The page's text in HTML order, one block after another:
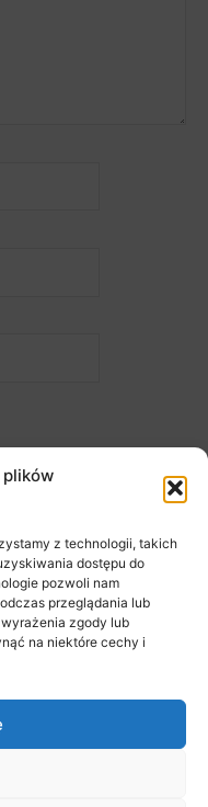
z technologii, takich
dostępu do
pozwoli nam
przeglądania lub
zgody lub
na niektóre cechy i